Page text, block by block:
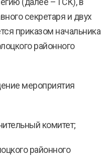
(далее – ГСК), в
секретаря и двух
приказом начальника
районного
мероприятия
комитет;
районного